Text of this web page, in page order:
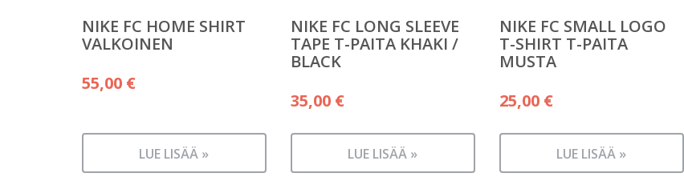
NIKE FC HOME SHIRT
VALKOINEN
55,00 €
LUE LISÄÄ »
NIKE FC LONG SLEEVE
TAPE T-PAITA KHAKI /
BLACK
35,00 €
LUE LISÄÄ »
NIKE FC SMALL LOGO
T-SHIRT T-PAITA
MUSTA
25,00 €
LUE LISÄÄ »